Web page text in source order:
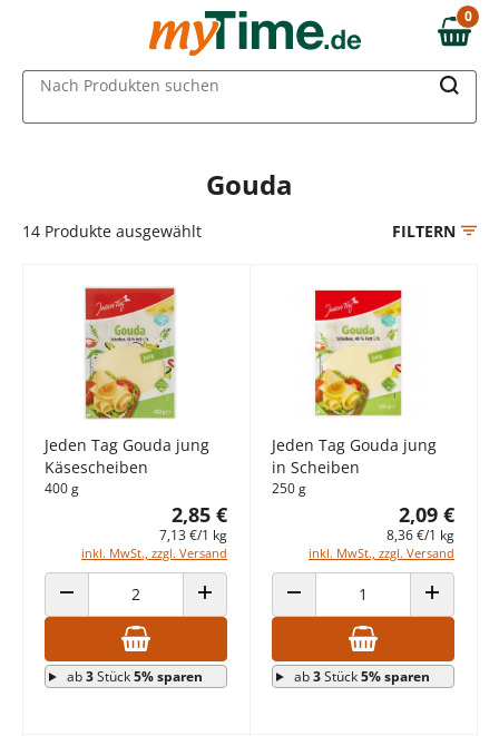
Zum Hauptinhalt springen
Zur Navigation springen
Zur Suche springen
0,00 €
0
Nach Produkten suchen
Gouda
14 Produkte ausgewählt FILTERN
Jeden Tag Gouda jung
Käsescheiben
400 g
2,85 €
7,13 €/1 kg
inkl. MwSt., zzgl. Versand
ANZAHL VERRINGERN ANZAHL ERHÖHEN
ab3Stück5% sparen
Jeden Tag Gouda jung
in Scheiben
250 g
2,09 €
8,36 €/1 kg
inkl. MwSt., zzgl. Versand
ANZAHL VERRINGERN ANZAHL
ab3Stück5% sparen